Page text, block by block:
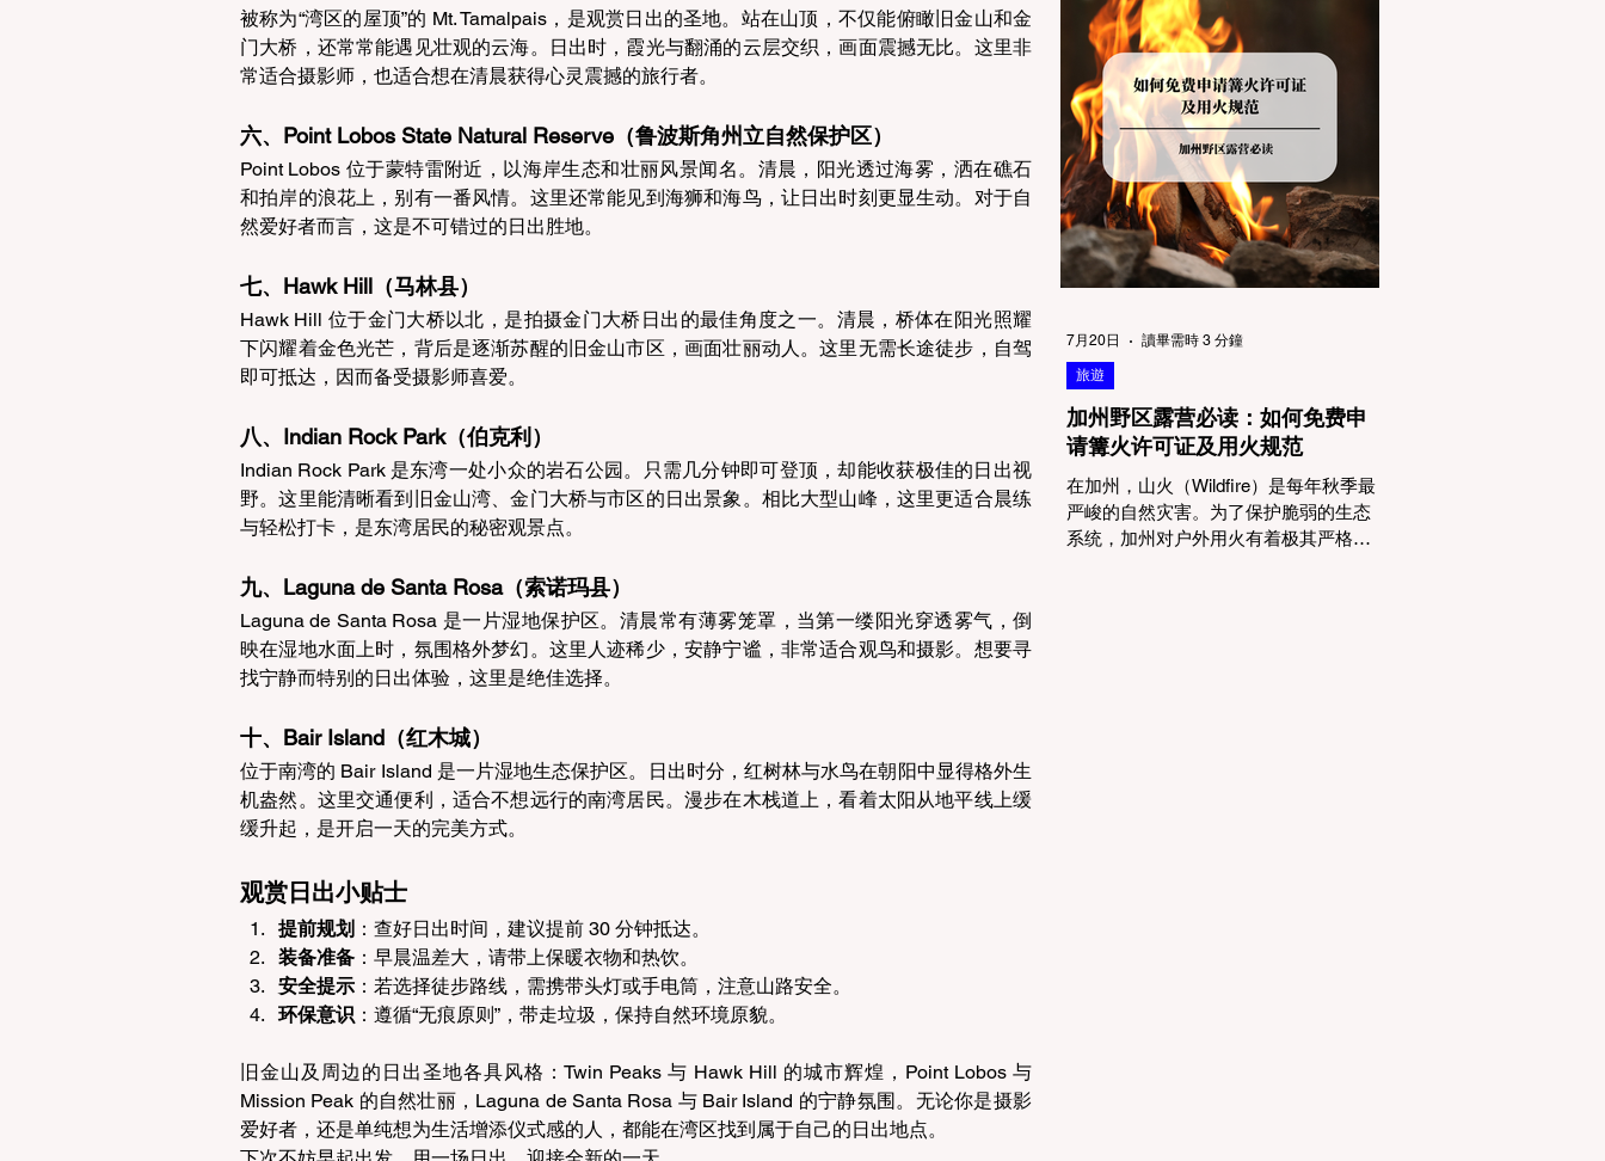
被称为“湾区的屋顶”的 Mt. Tamalpais，是观赏日出的圣地。站在山顶，不仅能俯瞰旧金山和金
门大桥，还常常能遇见壮观的云海。日出时，霞光与翻涌的云层交织，画面震撼无比。这里非
常适合摄影师，也适合想在清晨获得心灵震撼的旅行者。
六、Point Lobos State Natural Reserve（鲁波斯角州立自然保护区）
Point Lobos 位于蒙特雷附近，以海岸生态和壮丽风景闻名。清晨，阳光透过海雾，洒在礁石
和拍岸的浪花上，别有一番风情。这里还常能见到海狮和海鸟，让日出时刻更显生动。对于自
然爱好者而言，这是不可错过的日出胜地。
七、Hawk Hill（马林县）
Hawk Hill 位于金门大桥以北，是拍摄金门大桥日出的最佳角度之一。清晨，桥体在阳光照耀
下闪耀着金色光芒，背后是逐渐苏醒的旧金山市区，画面壮丽动人。这里无需长途徒步，自驾
即可抵达，因而备受摄影师喜爱。
八、Indian Rock Park（伯克利）
Indian Rock Park 是东湾一处小众的岩石公园。只需几分钟即可登顶，却能收获极佳的日出视
野。这里能清晰看到旧金山湾、金门大桥与市区的日出景象。相比大型山峰，这里更适合晨练
与轻松打卡，是东湾居民的秘密观景点。
九、Laguna de Santa Rosa（索诺玛县）
Laguna de Santa Rosa 是一片湿地保护区。清晨常有薄雾笼罩，当第一缕阳光穿透雾气，倒
映在湿地水面上时，氛围格外梦幻。这里人迹稀少，安静宁谧，非常适合观鸟和摄影。想要寻
找宁静而特别的日出体验，这里是绝佳选择。
十、Bair Island（红木城）
位于南湾的 Bair Island 是一片湿地生态保护区。日出时分，红树林与水鸟在朝阳中显得格外生
机盎然。这里交通便利，适合不想远行的南湾居民。漫步在木栈道上，看着太阳从地平线上缓
缓升起，是开启一天的完美方式。
观赏日出小贴士
提前规划 ：查好日出时间，建议提前 30 分钟抵达。
装备准备 ：早晨温差大，请带上保暖衣物和热饮。
安全提示 ：若选择徒步路线，需携带头灯或手电筒，注意山路安全。
环保意识 ：遵循“无痕原则”，带走垃圾，保持自然环境原貌。
旧金山及周边的日出圣地各具风格：Twin Peaks 与 Hawk Hill 的城市辉煌，Point Lobos 与
Mission Peak 的自然壮丽，Laguna de Santa Rosa 与 Bair Island 的宁静氛围。无论你是摄影
爱好者，还是单纯想为生活增添仪式感的人，都能在湾区找到属于自己的日出地点。
楚地了解不同公共土地系统对宠物政
策，掌握实用的路线筛选工具，并警惕
加州特有的野外环境隐患。 一、 破除宠
物政策管辖权迷雾：狗狗到底能去哪
里？ 加州的户外区域由不同的政府机构
管理，其核心保护目标决定了宠物政策
的严格程度。我们可以将其视为一条“从
严到宽”的鄙视链： 1. 极其严格：国家公
园 (National Parks) & 州立公园 (State
Parks) 政策基调： 优先保护原始生态与
野生动物。 实际规定： 在优胜美地、红
草甸
加州野区露营必读：如何免费申
请篝火许可证及用火规范
在加州，山火（Wildfire）是每年秋季最
严峻的自然灾害。为了保护脆弱的生态
系统，加州对户外用火有着极其严格的
旅遊
7月20日 讀畢需時 3 分鐘